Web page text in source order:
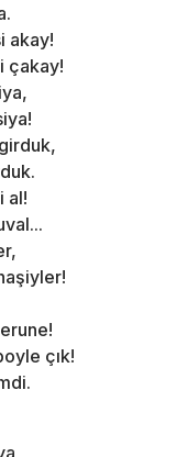
akay!
çakay!
al!
çık!